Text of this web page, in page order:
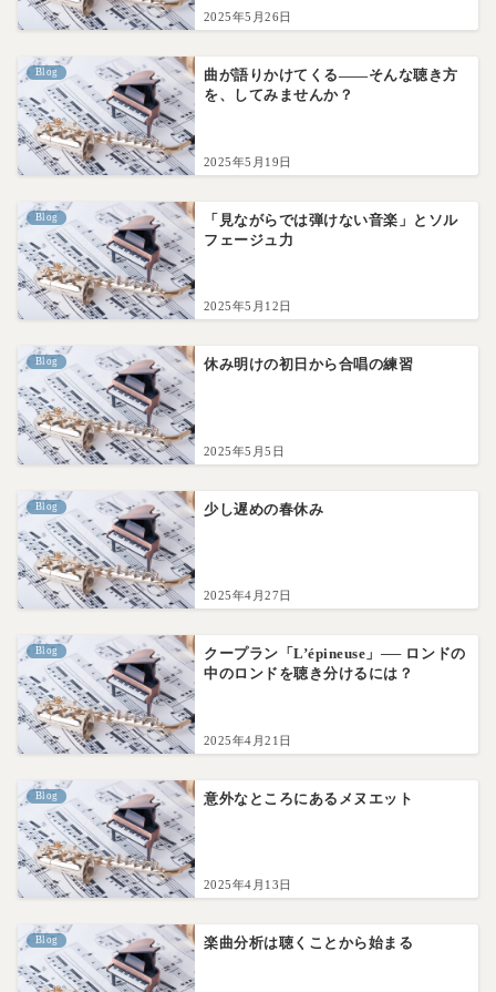
2025年5月26日
Blog
曲が語りかけてくる――そんな聴き方
を、してみませんか？
2025年5月19日
Blog
「見ながらでは弾けない音楽」とソル
フェージュ力
2025年5月12日
Blog 休み明けの初日から合唱の練習
2025年5月5日
Blog 少し遅めの春休み
2025年4月27日
Blog
クープラン「L’épineuse」── ロンドの
中のロンドを聴き分けるには？
2025年4月21日
Blog 意外なところにあるメヌエット
2025年4月13日
Blog 楽曲分析は聴くことから始まる